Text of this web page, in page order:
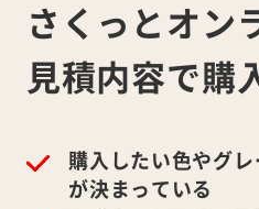
さくっとオン
見積内容で購
購入したい色やグ
が決まっている